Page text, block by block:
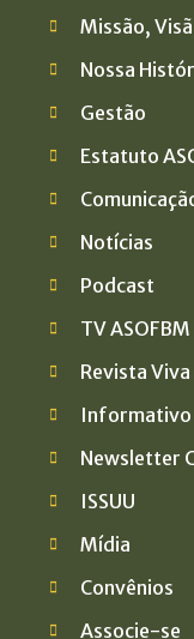
Missão,
Nossa
Gestão
Estatuto
Notícias
Podcast
TV ASOFBM
Revista
Informativo
Newsletter
ISSUU
Mídia
Convênios
Associe-se